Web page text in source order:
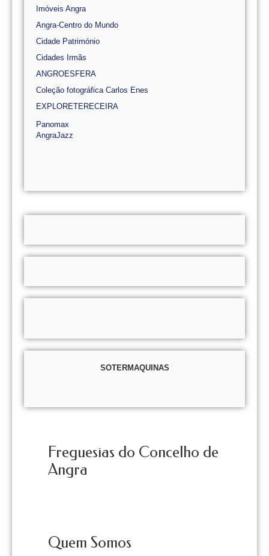
Imóveis Angra
Angra-Centro do Mundo
Cidade Património
Cidades Irmãs
ANGROESFERA
Coleção fotográfica Carlos Enes
EXPLORETERECEIRA
Panomax
AngraJazz
SOTERMAQUINAS
Freguesias do Concelho de
Angra
Quem Somos